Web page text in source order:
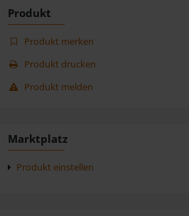
Produkt
Produkt merken
Produkt drucken
Produkt melden
Marktplatz
Produkt einstellen